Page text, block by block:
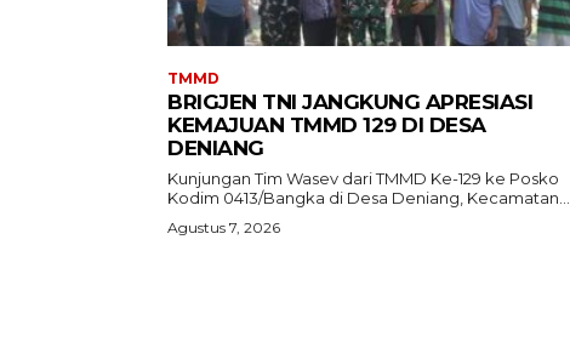
TMMD
BRIGJEN TNI JANGKUNG APRESIASI
KEMAJUAN TMMD 129 DI DESA
DENIANG
Kunjungan Tim Wasev dari TMMD Ke-129 ke Posko
Kodim 0413/Bangka di Desa Deniang, Kecamatan...
Agustus 7, 2026